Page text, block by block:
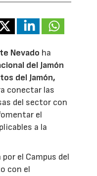
Nevado ha
del Jamón
del Jamón,
conectar las
del sector con
el
a la
el Campus del
con el